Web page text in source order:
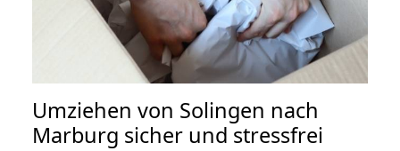
Umziehen von Solingen nach
Marburg sicher und stressfrei